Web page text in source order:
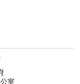
室